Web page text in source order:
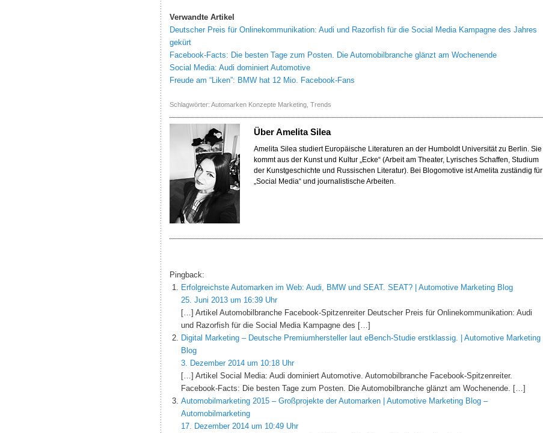
Verwandte Artikel
Deutscher Preis für Onlinekommunikation: Audi und Razorfish für die Social Media Kampagne des Jahres
gekürt
Facebook-Facts: Die besten Tage zum Posten. Die Automobilbranche glänzt am Wochenende
Social Media: Audi dominiert Automotive
Freude am “Liken”: BMW hat 12 Mio. Facebook-Fans
Schlagwörter: Automarken Konzepte Marketing, Trends
ÜberAmelita Silea
Amelita Silea studiert Europäische Literaturen an der Humboldt Universität zu Berlin. Sie
kommt aus der Kunst und Kultur „Ecke“ (Arbeit am Theater, Lyrisches Schaffen, Studium
der Kunstgeschichte und Russischen Literatur). Bei Blogomotive ist Amelita zuständig für
„Social Media“ und journalistische Arbeiten.
Pingback:
Erfolgreichste Automarken im Web: Audi, BMW und SEAT. SEAT? | Automotive Marketing Blog
25. Juni 2013 um 16:39 Uhr
[…] Artikel Automobilbranche Facebook-Spitzenreiter Deutscher Preis für Onlinekommunikation: Audi
und Razorfish für die Social Media Kampagne des […]
Digital Marketing – Deutsche Premiumhersteller laut eBench-Studie erstklassig. | Automotive Marketing
Blog
3. Dezember 2014 um 10:18 Uhr
[…] Artikel Social Media: Audi dominiert Automotive. Automobilbranche Facebook-Spitzenreiter.
Facebook-Facts: Die besten Tage zum Posten. Die Automobilbranche glänzt am Wochenende. […]
Automobilmarketing 2015 – Großprojekte der Automarken | Automotive Marketing Blog –
Automobilmarketing
17. Dezember 2014 um 10:49 Uhr